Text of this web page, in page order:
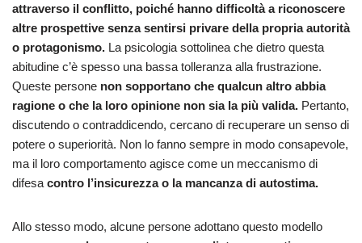
attraverso il conflitto, poiché hanno difficoltà a riconoscere
altre prospettive senza sentirsi privare della propria autorità
o protagonismo. La psicologia sottolinea che dietro questa
abitudine c’è spesso una bassa tolleranza alla frustrazione.
Queste persone non sopportano che qualcun altro abbia
ragione o che la loro opinione non sia la più valida. Pertanto,
discutendo o contraddicendo, cercano di recuperare un senso di
potere o superiorità. Non lo fanno sempre in modo consapevole,
ma il loro comportamento agisce come un meccanismo di
difesa contro l’insicurezza o la mancanza di autostima.
Allo stesso modo, alcune persone adottano questo modello